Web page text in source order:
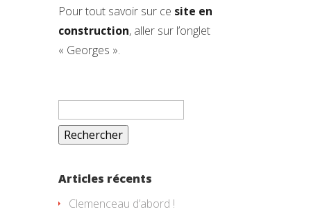
Pour tout savoir sur ce site en
construction, aller sur l’onglet
« Georges ».
Rechercher :
Articles récents
Clemenceau d’abord !